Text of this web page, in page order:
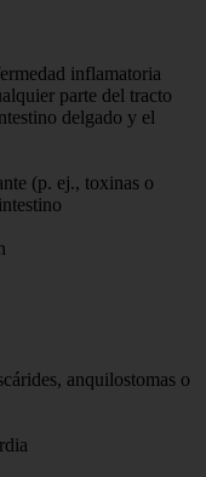
inflamatoria
parte del tracto
delgado y el
(p. ej., toxinas o
anquilostomas o